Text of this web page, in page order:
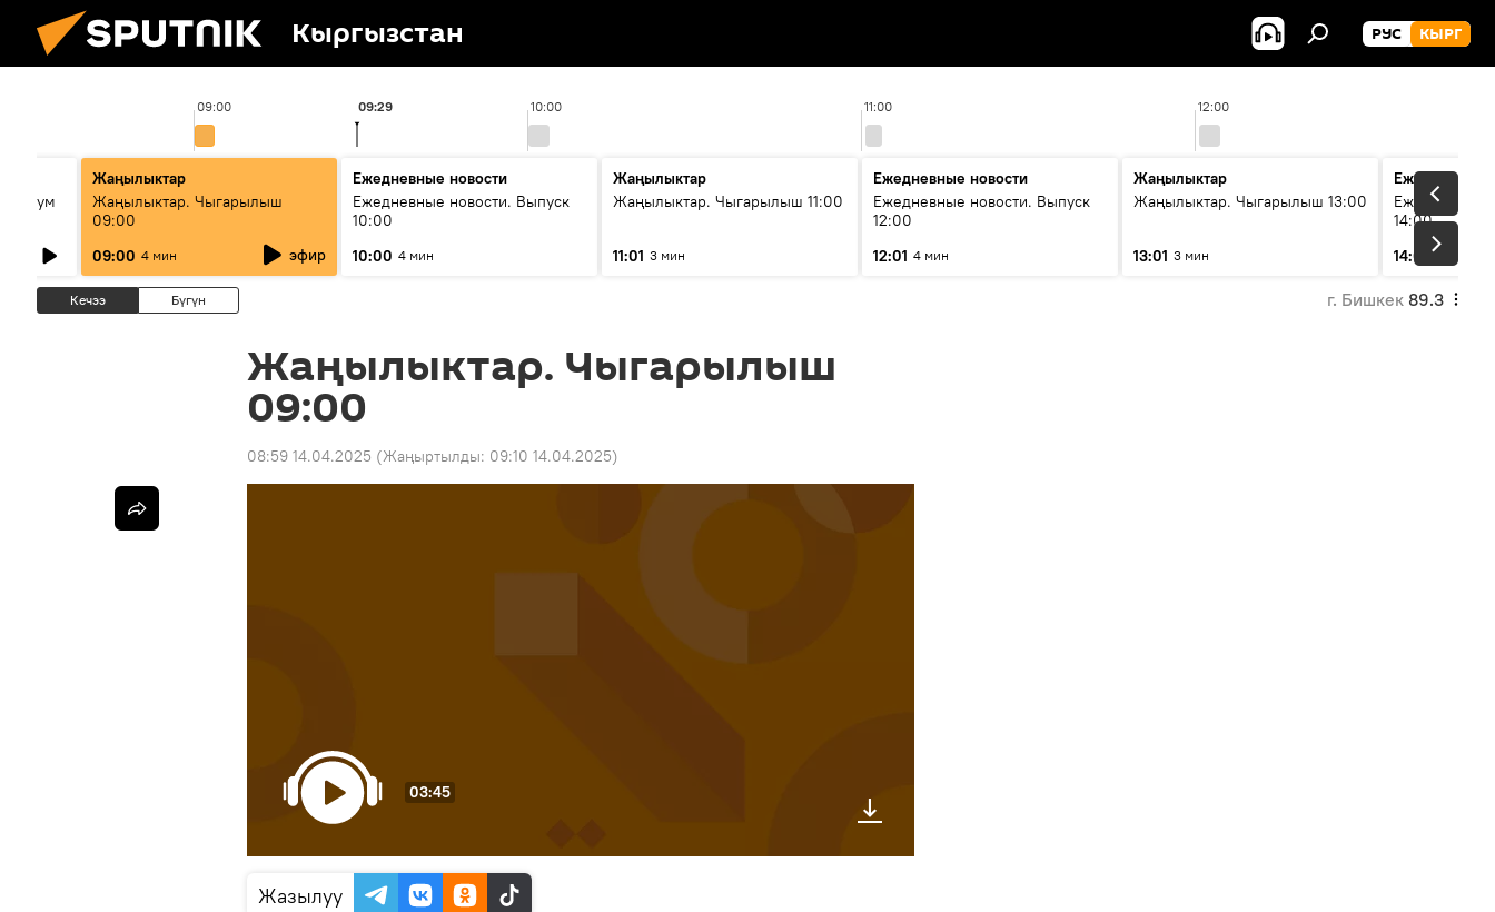
Кыргызстан РУС КЫРГ
09:00 10:00 11:00 12:00
09:29
бум
Жаңылыктар
Жаңылыктар. Чыгарылыш
09:00
09:00 4 мин эфир
Ежедневные новости
Ежедневные новости. Выпуск
10:00
10:00 4 мин
Жаңылыктар
Жаңылыктар. Чыгарылыш 11:00
11:01 3 мин
Ежедневные новости
Ежедневные новости. Выпуск
12:00
12:01 4 мин
Жаңылыктар
Жаңылыктар. Чыгарылыш 13:00
13:01 3 мин
Ежедневные
Ежедневные
14:00
14:01
3 мин
Кечээ Бүгүн г. Бишкек 89.3
Жаңылыктар. Чыгарылыш
09:00
08:59 14.04.2025 (Жаңыртылды: 09:10 14.04.2025)
03:45
Жазылуу